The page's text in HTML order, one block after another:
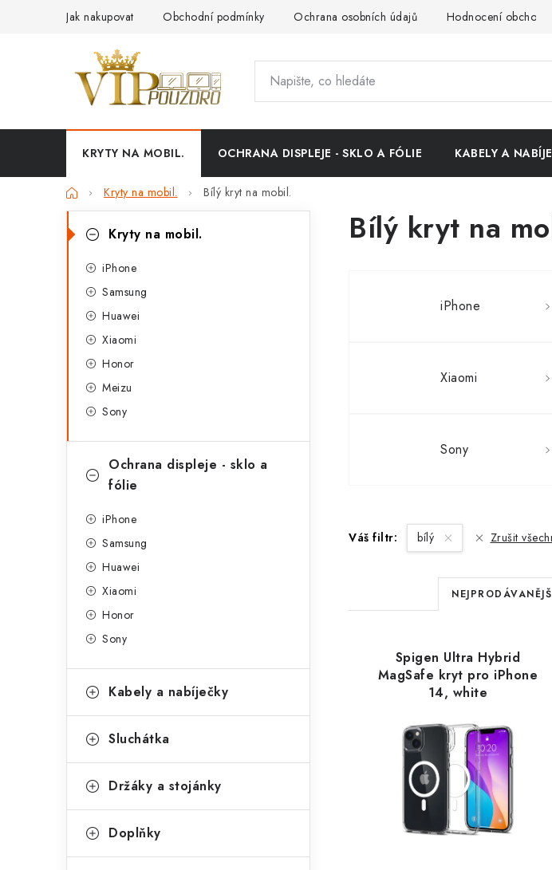
Jak nakupovat Obchodní podmínky Ochrana osobních údajů Hodnocení obchodu
KRYTY NA MOBIL. OCHRANA DISPLEJE - SKLO A FÓLIE KABELY A
DomůKryty na mobil. Bílý kryt na mobil.
P
n
kategorie
K
a
e
Kryty na mobil.
iPhone
Samsung
Huawei
Xiaomi
Honor
Meizu
Sony
Ochrana displeje - sklo a
fólie
iPhone
Samsung
Huawei
Xiaomi
Honor
Sony
Kabely a nabíječky
Sluchátka
Držáky a stojánky
Doplňky
Bílý kryt na
iPhone
Xiaomi
Sony
Váš filtr: bílý Zrušit
Ř
a
z
e
p
o
Spigen Ultra Hybrid
MagSafe kryt pro iPhone
14, white